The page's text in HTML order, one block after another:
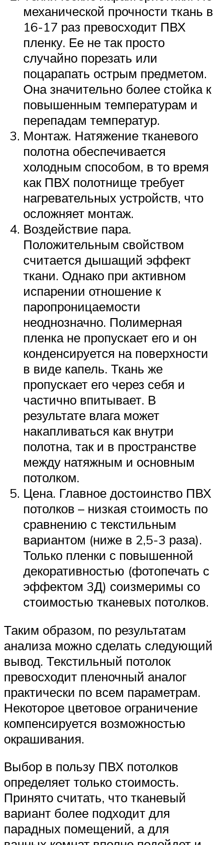
механической прочности ткань в
16-17 раз превосходит ПВХ
пленку. Ее не так просто
случайно порезать или
поцарапать острым предметом.
Она значительно более стойка к
повышенным температурам и
перепадам температур.
Монтаж. Натяжение тканевого
полотна обеспечивается
холодным способом, в то время
как ПВХ полотнище требует
нагревательных устройств, что
осложняет монтаж.
Воздействие пара.
Положительным свойством
считается дышащий эффект
ткани. Однако при активном
испарении отношение к
паропроницаемости
неоднозначно. Полимерная
пленка не пропускает его и он
конденсируется на поверхности
в виде капель. Ткань же
пропускает его через себя и
частично впитывает. В
результате влага может
накапливаться как внутри
полотна, так и в пространстве
между натяжным и основным
потолком.
Цена. Главное достоинство ПВХ
потолков – низкая стоимость по
сравнению с текстильным
вариантом (ниже в 2,5-3 раза).
Только пленки с повышенной
декоративностью (фотопечать с
эффектом 3Д) соизмеримы со
стоимостью тканевых потолков.
Таким образом, по результатам
анализа можно сделать следующий
вывод. Текстильный потолок
превосходит пленочный аналог
практически по всем параметрам.
Некоторое цветовое ограничение
компенсируется возможностью
окрашивания.
Выбор в пользу ПВХ потолков
определяет только стоимость.
Принято считать, что тканевый
вариант более подходит для
парадных помещений, а для